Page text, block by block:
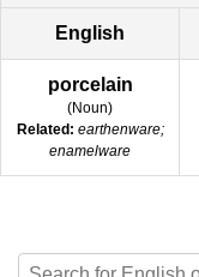
English
porcelain
(Noun)
Related: earthenware;
enamelware